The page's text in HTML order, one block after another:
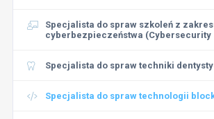
Specjalista do spraw szkoleń z
cyberbezpieczeństwa (Cybersecurity
Specjalista do spraw techniki
Specjalista do spraw technologii